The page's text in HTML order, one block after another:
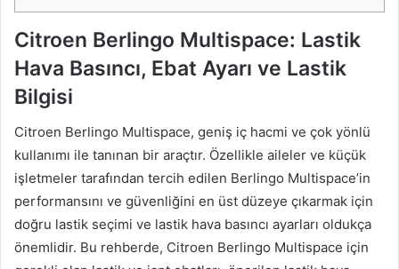
Citroen Berlingo Multispace: Lastik
Hava Basıncı, Ebat Ayarı ve Lastik
Bilgisi
Citroen Berlingo Multispace, geniş iç hacmi ve çok yönlü
kullanımı ile tanınan bir araçtır. Özellikle aileler ve küçük
işletmeler tarafından tercih edilen Berlingo Multispace’in
performansını ve güvenliğini en üst düzeye çıkarmak için
doğru lastik seçimi ve lastik hava basıncı ayarları oldukça
önemlidir. Bu rehberde, Citroen Berlingo Multispace için